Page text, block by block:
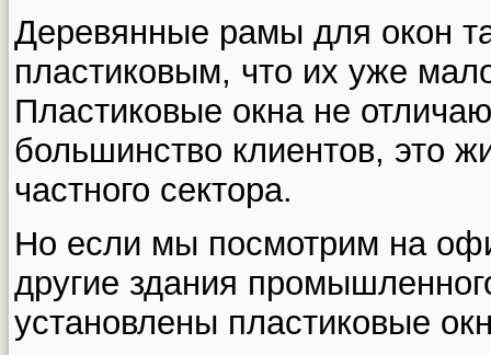
Деревянные рамы для окон
пластиковым, что их уже
Пластиковые окна не
большинство клиентов, это
частного сектора.
Но если мы посмотрим на
другие здания
установлены пластиковые